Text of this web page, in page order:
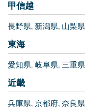
甲信越
長野県 新潟県 山梨県
東海
愛知県 岐阜県 三重県
近畿
兵庫県 京都府 奈良県